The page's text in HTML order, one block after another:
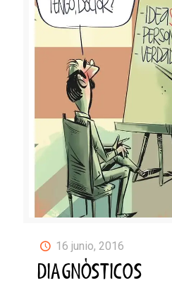
16 junio, 2016
DIAGNÓSTICOS